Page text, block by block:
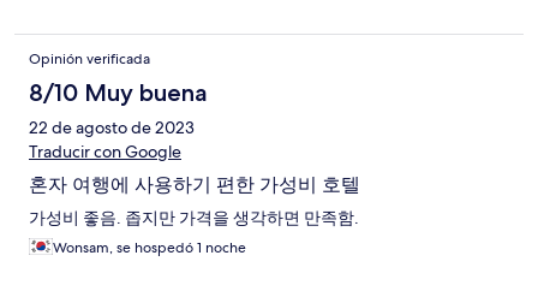
Opinión verificada
8/10 Muy buena
22 de agosto de 2023
Traducir con Google
혼자 여행에 사용하기 편한 가성비 호텔
가성비 좋음. 좁지만 가격을 생각하면 만족함.
Wonsam, se hospedó 1 noche